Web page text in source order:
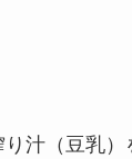
汁（豆乳）